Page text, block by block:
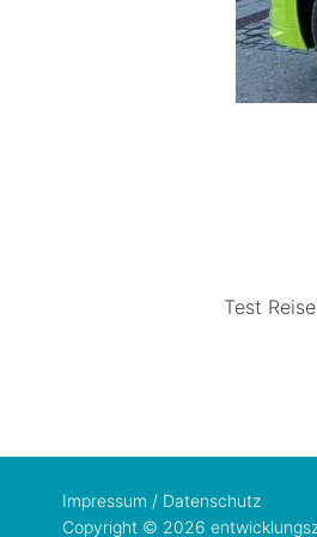
Test
Impressum / Datenschutz
Copyright © 2026